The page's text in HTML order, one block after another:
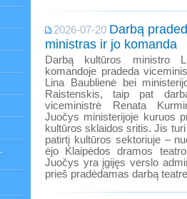
2026-07-20 Darbą
ministras ir jo komanda
Darbą kultūros ministro
komandoje pradeda
Lina Baublienė bei
Raistenskis, taip pat
viceministrė Renata
Juočys ministerijoje kuruos
kultūros sklaidos sritis. Jis
patirtį kultūros sektoriuje –
ėjo Klaipėdos dramos
Juočys yra įgijęs verslo
prieš pradėdamas darbą